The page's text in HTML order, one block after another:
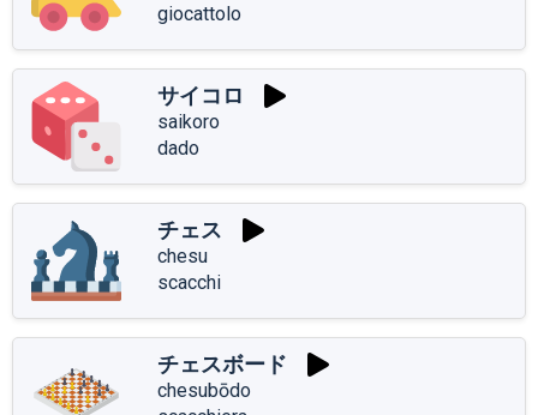
giocattolo
サイコロ
saikoro
dado
チェス
chesu
scacchi
チェスボード
chesubōdo